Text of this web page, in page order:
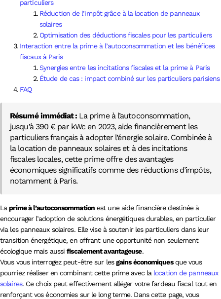
particuliers
Réduction de l’impôt grâce à la location de panneaux
solaires
Optimisation des déductions fiscales pour les particuliers
Interaction entre la prime à l’autoconsommation et les bénéfices
fiscaux à Paris
Synergies entre les incitations fiscales et la prime à Paris
Étude de cas : impact combiné sur les particuliers parisiens
FAQ
Résumé immédiat : La prime à l’autoconsommation,
jusqu’à 390 € par kWc en 2023, aide financièrement les
particuliers français à adopter l’énergie solaire. Combinée à
la location de panneaux solaires et à des incitations
fiscales locales, cette prime offre des avantages
économiques significatifs comme des réductions d’impôts,
notamment à Paris.
Laprime à l’autoconsommationest une aide financière destinée à
encourager l’adoption de solutions énergétiques durables, en particulier
via les panneaux solaires. Elle vise à soutenir les particuliers dans leur
transition énergétique, en offrant une opportunité non seulement
écologique mais aussifiscalement avantageuse.
Vous vous interrogez peut-être sur lesgains économiquesque vous
pourriez réaliser en combinant cette prime avec la location de panneaux
solaires. Ce choix peut effectivement alléger votre fardeau fiscal tout en
renforçant vos économies sur le long terme. Dans cette page, vous